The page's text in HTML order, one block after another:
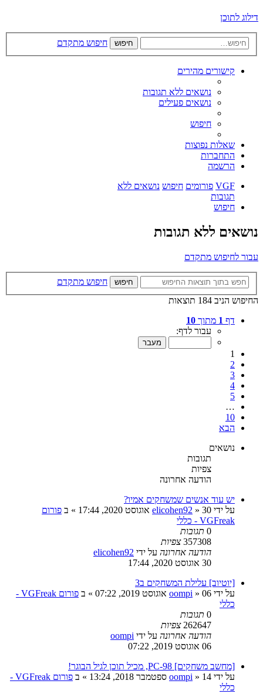
דילוג לתוכן
חיפוש חיפוש מתקדם
קישורים מהירים
נושאים ללא תגובות
נושאים פעילים
חיפוש
שאלות נפוצות
התחברות
הרשמה
VGF פורומים חיפוש נושאים ללא
תגובות
חיפוש
נושאים ללא תגובות
עבור לחיפוש מתקדם
חיפוש
חיפוש מתקדם
החיפוש הניב 184 תוצאות
דף 1 מתוך 10
עבור לדף:
1
2
3
4
5
…
10
הבא
נושאים
תגובות
צפיות
הודעה אחרונה
יש עוד אנשים שמשחקים אמיו?
על ידי
elicohen92 » 30 אוגוסט 2020, 17:44 » ב פורום
VGFreak - כללי
0 תגובות
357308 צפיות
הודעה אחרונה על ידי elicohen92
30 אוגוסט 2020, 17:44
[יוטיוב] עלילת המשחקים ב3
על ידי
oompi » 06 אוגוסט 2019, 07:22 » ב
פורום VGFreak -
כללי
0 תגובות
262647 צפיות
הודעה אחרונה על ידי oompi
06 אוגוסט 2019, 07:22
[מחשב משחקים] PC-98, מכיל תוכן לגיל הבוגר!
על ידי
oompi » 14 ספטמבר 2018, 13:24 » ב
פורום VGFreak -
כללי